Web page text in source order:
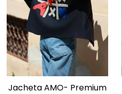
Jacheta AMO- Premium